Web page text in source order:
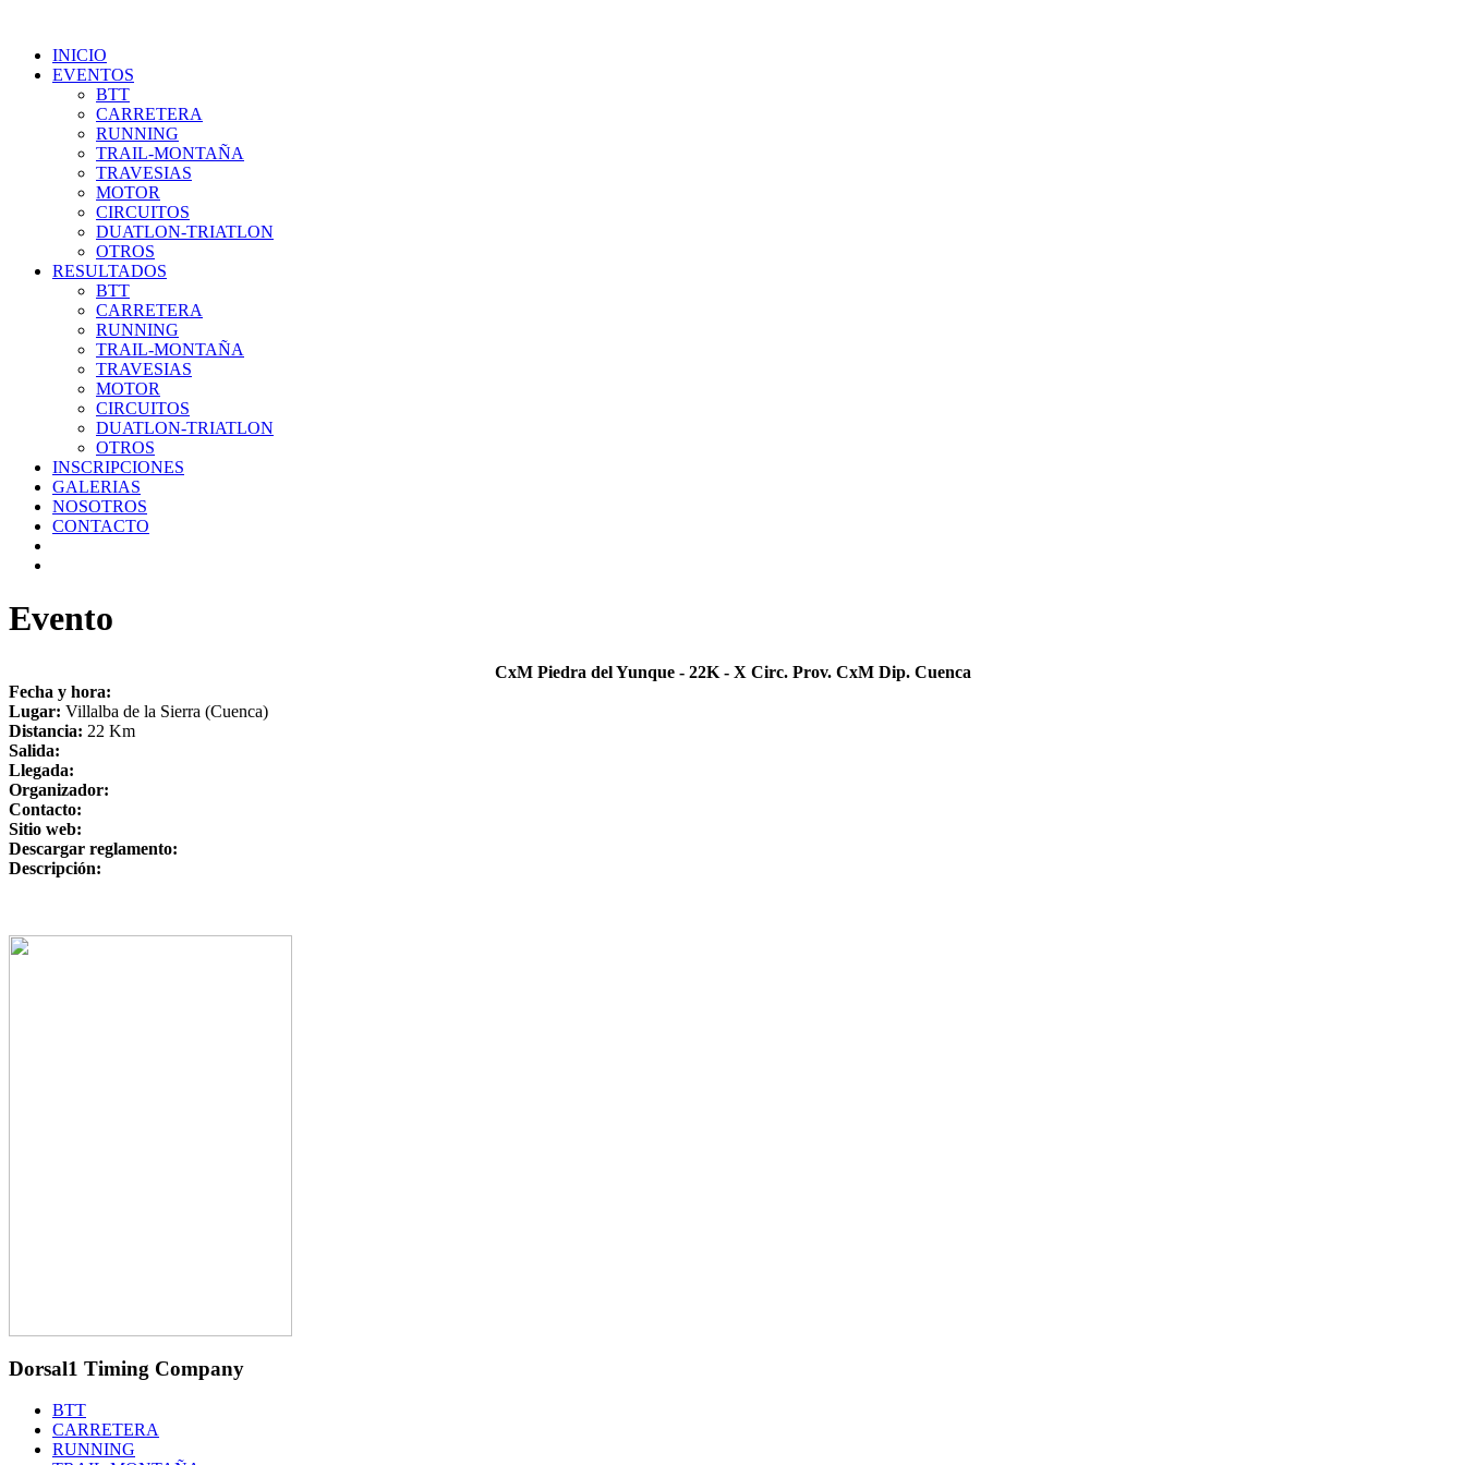
INICIO
EVENTOS
BTT
CARRETERA
RUNNING
TRAIL-MONTAÑA
TRAVESIAS
MOTOR
CIRCUITOS
DUATLON-TRIATLON
OTROS
RESULTADOS
BTT
CARRETERA
RUNNING
TRAIL-MONTAÑA
TRAVESIAS
MOTOR
CIRCUITOS
DUATLON-TRIATLON
OTROS
INSCRIPCIONES
GALERIAS
NOSOTROS
CONTACTO
Evento
CxM Piedra del Yunque - 22K - X Circ. Prov. CxM Dip. Cuenca
Fecha y hora:
Lugar: Villalba de la Sierra (Cuenca)
Distancia: 22 Km
Salida:
Llegada:
Organizador:
Contacto:
Sitio web:
Descargar reglamento:
Descripción:
Dorsal1 Timing Company
BTT
CARRETERA
RUNNING